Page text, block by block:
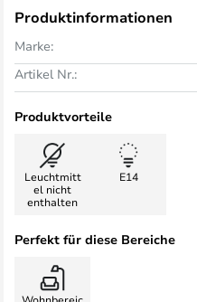
Produktinformationen
Marke:
Artikel Nr.:
Produktvorteile
Leuchtmitt
el nicht
enthalten
E14
Perfekt für diese Bereiche